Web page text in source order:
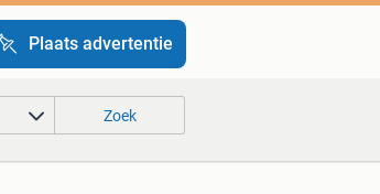
Plaats advertentie
Zoek